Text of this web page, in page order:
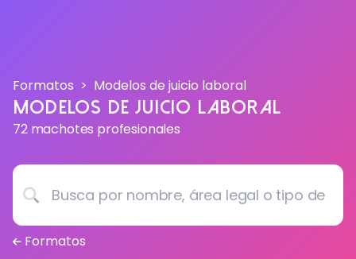
Formatos Modelos de juicio laboral
Modelos de juicio laboral
72 machotes profesionales
Busca por nombre, área legal o tipo de documento...
Formatos